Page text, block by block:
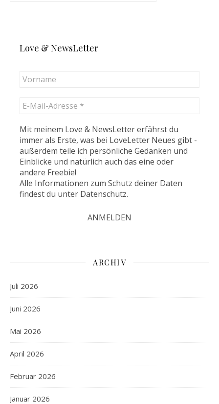
Love & NewsLetter
Mit meinem Love & NewsLetter erfährst du
immer als Erste, was bei LoveLetter Neues gibt -
außerdem teile ich persönliche Gedanken und
Einblicke und natürlich auch das eine oder
andere Freebie!
Alle Informationen zum Schutz deiner Daten
findest du unter Datenschutz.
ARCHIV
Juli 2026
Juni 2026
Mai 2026
April 2026
Februar 2026
Januar 2026